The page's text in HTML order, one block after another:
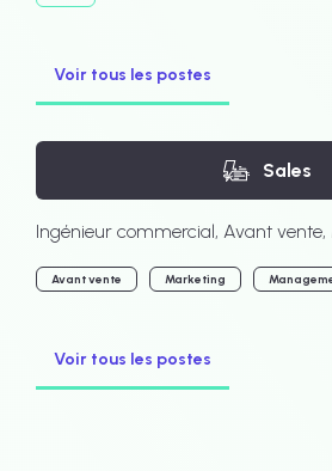
Voir tous les postes
Sales
Ingénieur commercial, Avant vente,
Avant vente Marketing
Voir tous les postes